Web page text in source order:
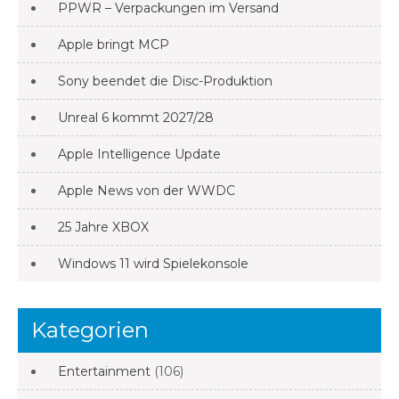
PPWR – Verpackungen im Versand
Apple bringt MCP
Sony beendet die Disc-Produktion
Unreal 6 kommt 2027/28
Apple Intelligence Update
Apple News von der WWDC
25 Jahre XBOX
Windows 11 wird Spielekonsole
Kategorien
Entertainment (106)